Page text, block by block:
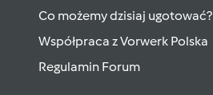
Co możemy dzisiaj ugotować?
Współpraca z Vorwerk Polska
Regulamin Forum